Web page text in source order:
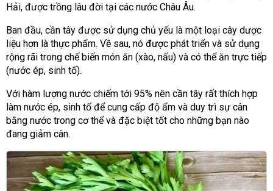
Hải, được trồng lâu đời tại các nước Châu Âu.
Ban đầu, cần tây được sử dụng chủ yếu là một loại cây dược
liệu hơn là thực phẩm. Về sau, nó được phát triển và sử dụng
rộng rãi trong chế biến món ăn (xào, nấu) và có thể ăn trực tiếp
(nước ép, sinh tố).
Với hàm lượng nước chiếm tới 95% nên cần tây rất thích hợp
làm nước ép, sinh tố để cung cấp độ ẩm và duy trì sự cân
bằng nước trong cơ thể và đặc biệt tốt cho những bạn nào
đang giảm cân.